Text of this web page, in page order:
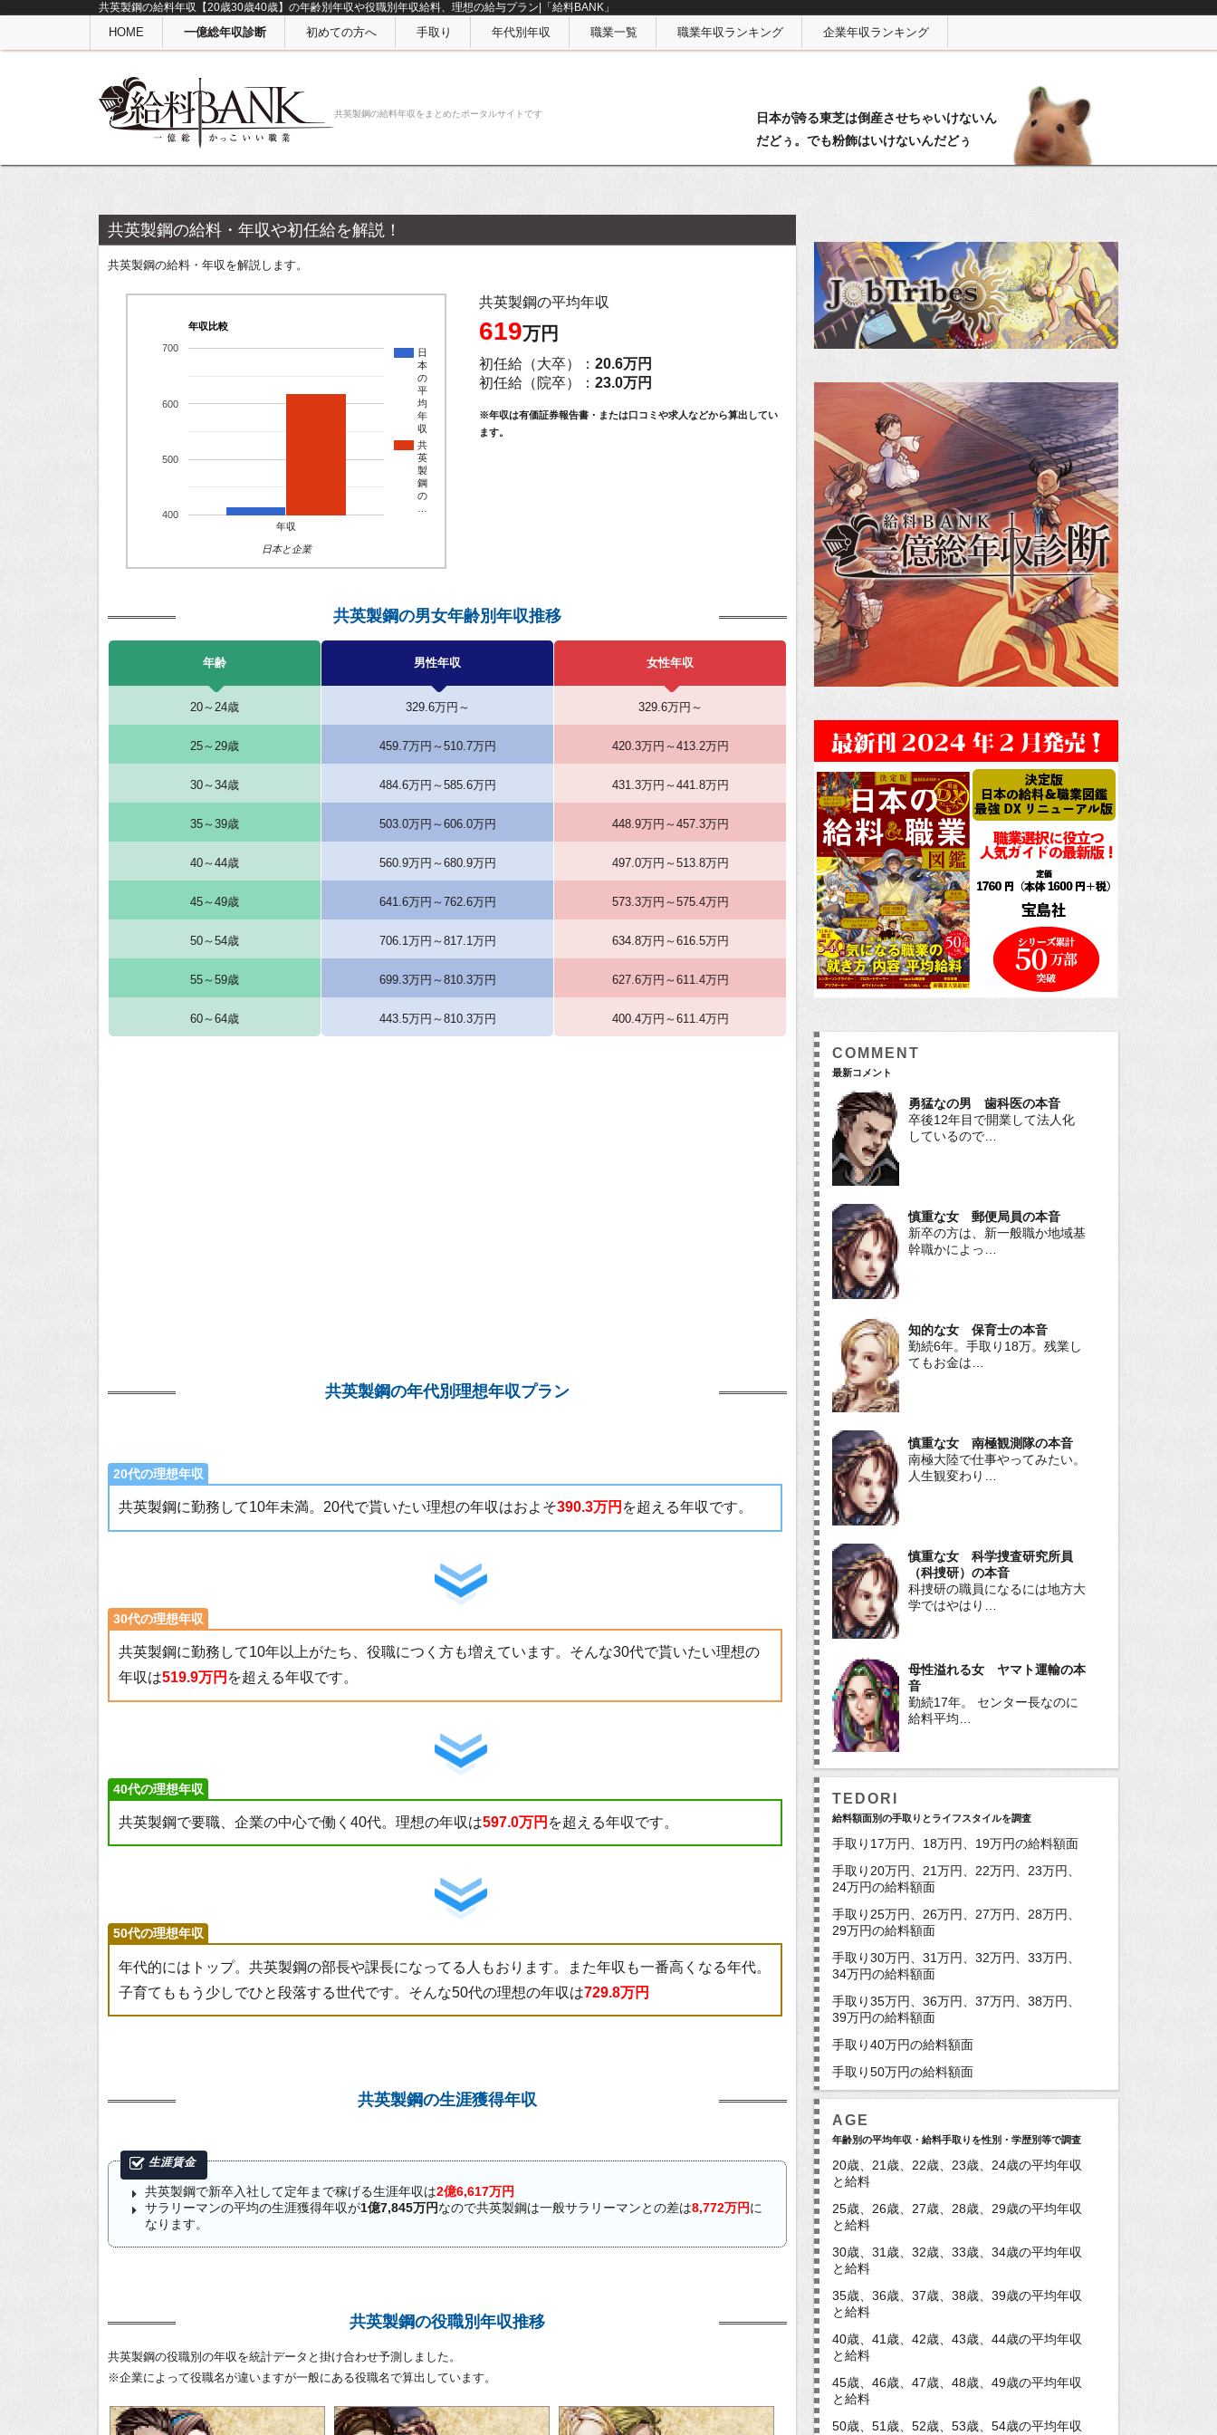
共英製鋼の給料年収【20歳30歳40歳】の年齢別年収や役職別年収給料、理想の給与プラン|「給料BANK」
HOME 一億総年収診断 初めての方へ 手取り 年代別年収 職業一覧 職業年収ランキング 企業年収ランキング
共英製鋼の給料年収をまとめたポータルサイトです
日本が誇る東芝は倒産させちゃいけないん
だどぅ。でも粉飾はいけないんだどぅ
共英製鋼の給料・年収や初任給を解説！
共英製鋼の給料・年収を解説します。
年収比較
日
本
の
平
均
年
収
共
英
製
鋼
の
年収
400
500
600
700
日本と企業
共英製鋼の平均年収
619万円
初任給（大卒）： 20.6万円
初任給（院卒）： 23.0万円
※年収は有価証券報告書・または口コミや求人などから算出してい
ます。
共英製鋼の男女年齢別年収推移
年齢 男性年収 女性年収
20～24歳 329.6万円～ 329.6万円～
25～29歳 459.7万円～510.7万円 420.3万円～413.2万円
30～34歳 484.6万円～585.6万円 431.3万円～441.8万円
35～39歳 503.0万円～606.0万円 448.9万円～457.3万円
40～44歳 560.9万円～680.9万円 497.0万円～513.8万円
45～49歳 641.6万円～762.6万円 573.3万円～575.4万円
50～54歳 706.1万円～817.1万円 634.8万円～616.5万円
55～59歳 699.3万円～810.3万円 627.6万円～611.4万円
60～64歳 443.5万円～810.3万円 400.4万円～611.4万円
共英製鋼の年代別理想年収プラン
20代の理想年収
共英製鋼に勤務して10年未満。20代で貰いたい理想の年収はおよそ390.3万円 を超える年収です。
30代の理想年収
共英製鋼に勤務して10年以上がたち、役職につく方も増えています。そんな30代で貰いたい理想の
年収は519.9万円 を超える年収です。
40代の理想年収
共英製鋼で要職、企業の中心で働く40代。理想の年収は597.0万円 を超える年収です。
50代の理想年収
年代的にはトップ。共英製鋼の部長や課長になってる人もおります。また年収も一番高くなる年代。
子育てももう少しでひと段落する世代です。そんな50代の理想の年収は729.8万円
共英製鋼の生涯獲得年収
共英製鋼で新卒入社して定年まで稼げる生涯年収は2億6,617万円
サラリーマンの平均の生涯獲得年収が1億7,845万円なので共英製鋼は一般サラリーマンとの差は8,772万円に
なります。
共英製鋼の役職別年収推移
共英製鋼の役職別の年収を統計データと掛け合わせ予測しました。
※企業によって役職名が違いますが一般にある役職名で算出しています。
COMMENT
最新コメント
勇猛なの男 歯科医の本音
卒後12年目で開業して法人化
しているので…
慎重な女 郵便局員の本音
新卒の方は、新一般職か地域基
幹職かによっ…
知的な女 保育士の本音
勤続6年。手取り18万。残業し
てもお金は…
慎重な女 南極観測隊の本音
南極大陸で仕事やってみたい。
人生観変わり…
慎重な女 科学捜査研究所員
（科捜研）の本音
科捜研の職員になるには地方大
学ではやはり…
母性溢れる女 ヤマト運輸の本
音
勤続17年。 センター長なのに
給料平均…
TEDORI
給料額面別の手取りとライフスタイルを調査
手取り17万円、18万円、19万円の給料額面
手取り20万円、21万円、22万円、23万円、
24万円の給料額面
手取り25万円、26万円、27万円、28万円、
29万円の給料額面
手取り30万円、31万円、32万円、33万円、
34万円の給料額面
手取り35万円、36万円、37万円、38万円、
39万円の給料額面
手取り40万円の給料額面
手取り50万円の給料額面
AGE
年齢別の平均年収・給料手取りを性別・学歴別等で調査
20歳、21歳、22歳、23歳、24歳の平均年収
と給料
25歳、26歳、27歳、28歳、29歳の平均年収
と給料
30歳、31歳、32歳、33歳、34歳の平均年収
と給料
35歳、36歳、37歳、38歳、39歳の平均年収
と給料
40歳、41歳、42歳、43歳、44歳の平均年収
と給料
45歳、46歳、47歳、48歳、49歳の平均年収
と給料
50歳、51歳、52歳、53歳、54歳の平均年収